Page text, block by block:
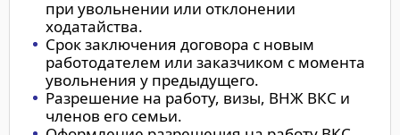
при увольнении или отклонении
ходатайства.
Срок заключения договора с новым
работодателем или заказчиком с момента
увольнения у предыдущего.
Разрешение на работу, визы, ВНЖ ВКС и
членов его семьи.